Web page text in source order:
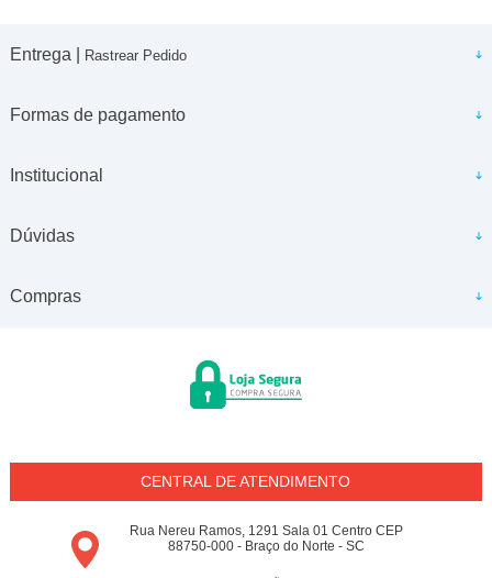
Entrega | Rastrear Pedido
Formas de pagamento
Institucional
Dúvidas
Compras
CENTRAL DE ATENDIMENTO
Rua Nereu Ramos, 1291 Sala 01 Centro CEP
88750-000 - Braço do Norte - SC